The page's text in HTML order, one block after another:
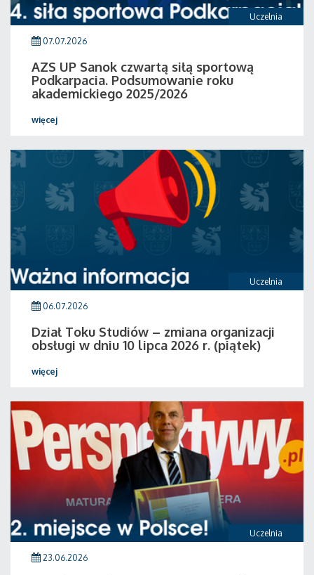
Uczelnia
07.07.2026
AZS UP Sanok czwartą siłą sportową
Podkarpacia. Podsumowanie roku
akademickiego 2025/2026
więcej
Uczelnia
06.07.2026
Dział Toku Studiów – zmiana organizacji
obsługi w dniu 10 lipca 2026 r. (piątek)
więcej
Uczelnia
23.06.2026